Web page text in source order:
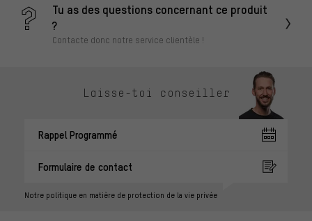
Tu as des questions concernant ce produit
?
Contacte donc notre service clientèle !
Laisse-toi conseiller
Rappel Programmé
Formulaire de contact
Notre politique en matière de protection de la vie privée